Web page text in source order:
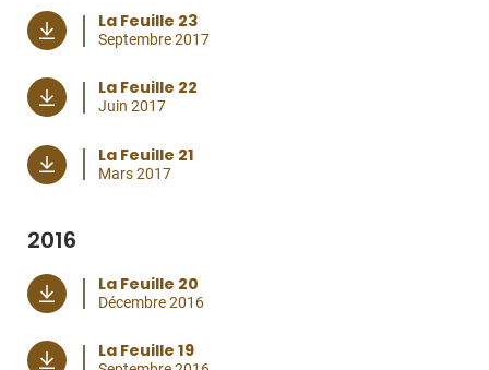
La Feuille 23
Septembre 2017
La Feuille 22
Juin 2017
La Feuille 21
Mars 2017
2016
La Feuille 20
Décembre 2016
La Feuille 19